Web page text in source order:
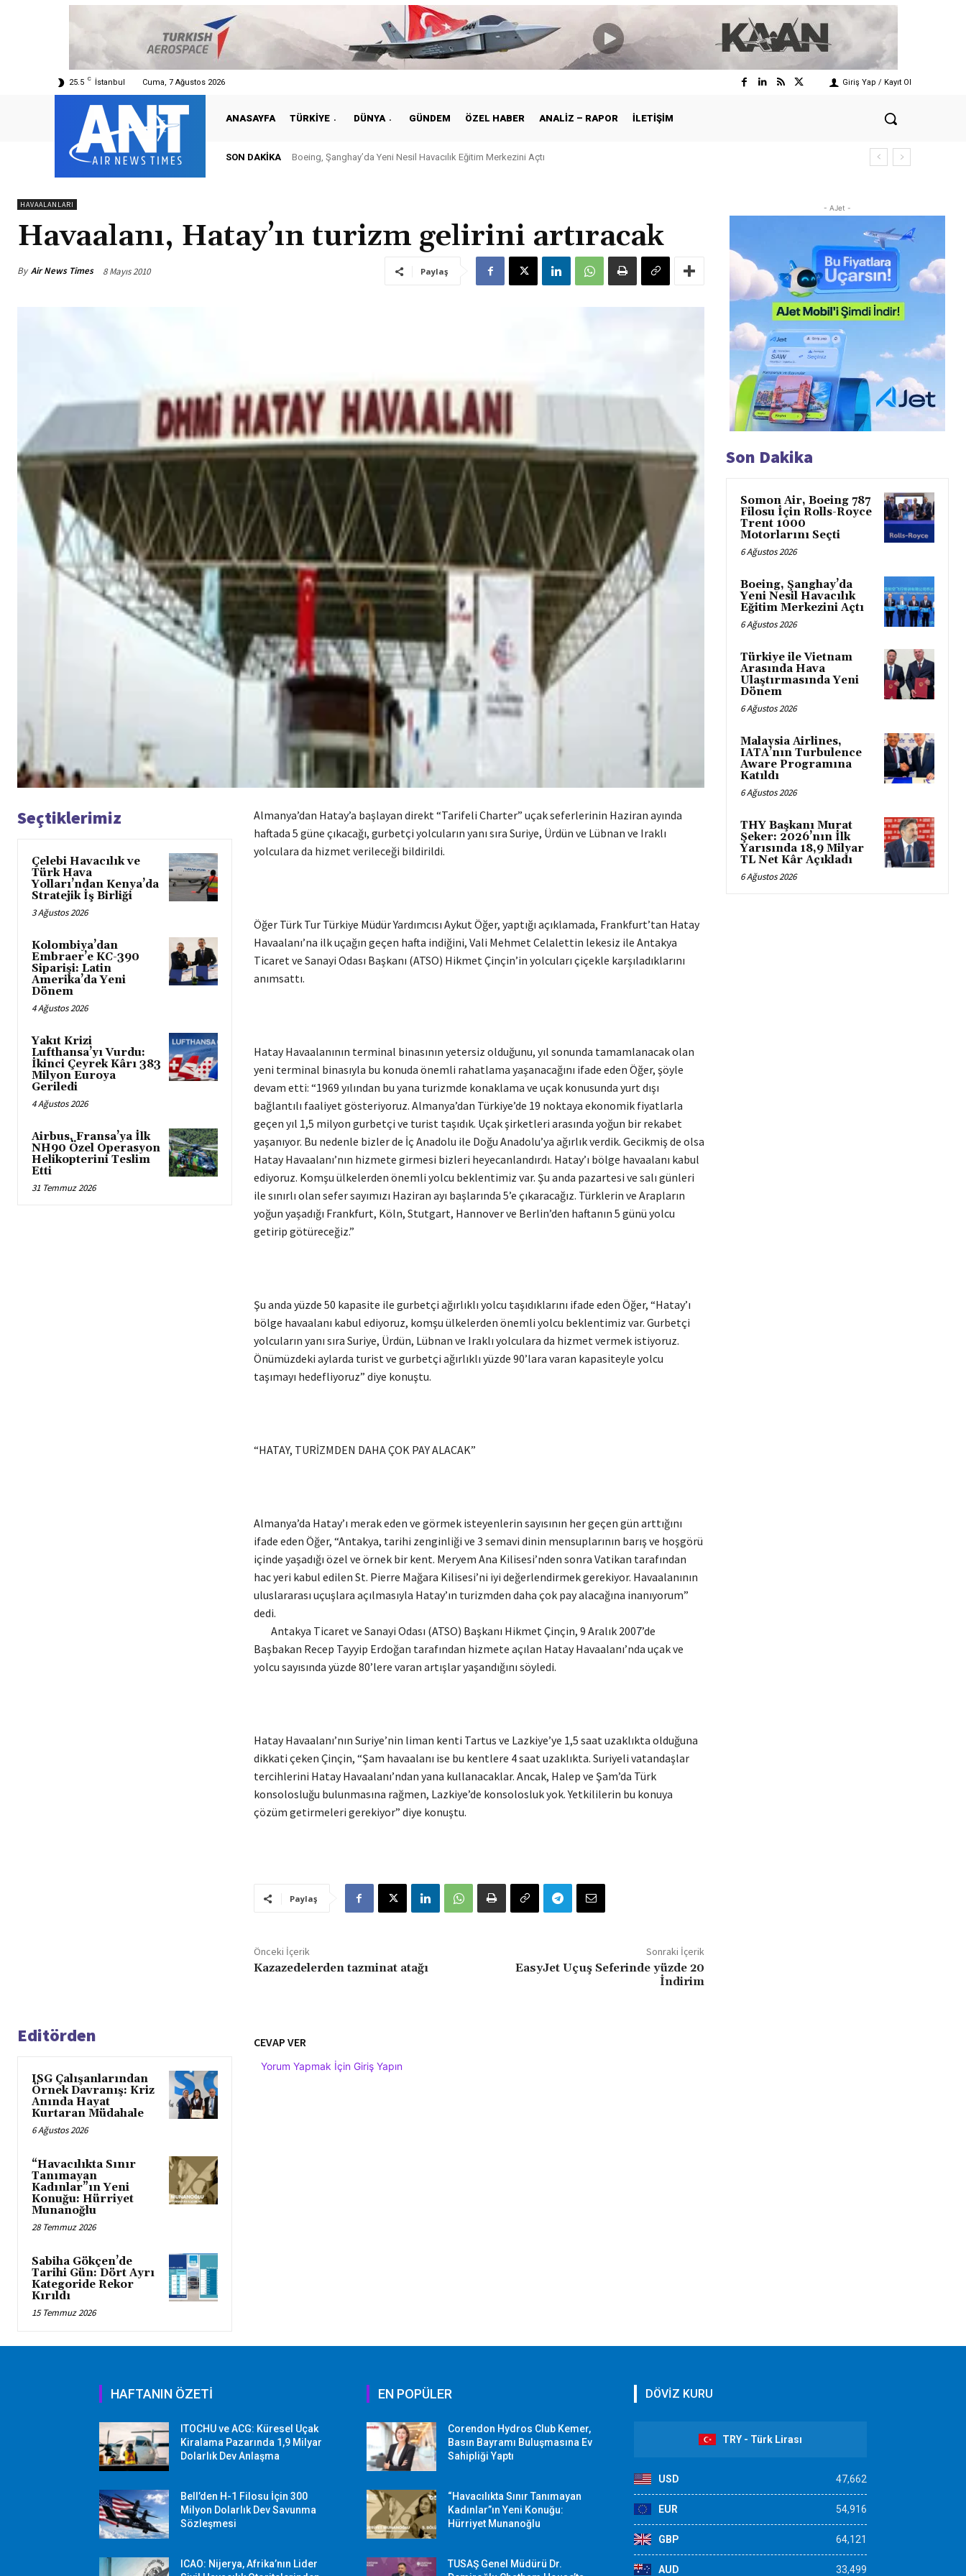
25.5 C İstanbul Cuma, 7 Ağustos 2026 Giriş Yap / Kayıt Ol
ANASAYFA TÜRKIYE DÜNYA GÜNDEM ÖZEL HABER ANALIZ – RAPOR İLETIŞIM
SON DAKIKA Boeing, Şanghay’da Yeni Nesil Havacılık Eğitim Merkezini Açtı
HAVAALANLARI
Havaalanı, Hatay’ın turizm gelirini artıracak
By Air News Times 8 Mayıs 2010 Paylaş
Seçtiklerimiz
Çelebi Havacılık ve
Türk Hava
Yolları’ndan Kenya’da
Stratejik İş Birliği
3 Ağustos 2026
Kolombiya’dan
Embraer’e KC-390
Siparişi: Latin
Amerika’da Yeni
Dönem
4 Ağustos 2026
Yakıt Krizi
Lufthansa’yı Vurdu:
İkinci Çeyrek Kârı 383
Milyon Euroya
Geriledi
4 Ağustos 2026
Airbus, Fransa’ya İlk
NH90 Özel Operasyon
Helikopterini Teslim
Etti
31 Temmuz 2026
Almanya’dan Hatay’a başlayan direkt “Tarifeli Charter” uçak seferlerinin Haziran ayında
haftada 5 güne çıkacağı, gurbetçi yolcuların yanı sıra Suriye, Ürdün ve Lübnan ve Iraklı
yolculara da hizmet verileceği bildirildi.
Öğer Türk Tur Türkiye Müdür Yardımcısı Aykut Öğer, yaptığı açıklamada, Frankfurt’tan Hatay
Havaalanı’na ilk uçağın geçen hafta indiğini, Vali Mehmet Celalettin lekesiz ile Antakya
Ticaret ve Sanayi Odası Başkanı (ATSO) Hikmet Çinçin’in yolcuları çiçekle karşıladıklarını
anımsattı.
Hatay Havaalanının terminal binasının yetersiz olduğunu, yıl sonunda tamamlanacak olan
yeni terminal binasıyla bu konuda önemli rahatlama yaşanacağını ifade eden Öğer, şöyle
devam etti: “1969 yılından bu yana turizmde konaklama ve uçak konusunda yurt dışı
bağlantılı faaliyet gösteriyoruz. Almanya’dan Türkiye’de 19 noktaya ekonomik fiyatlarla
geçen yıl 1,5 milyon gurbetçi ve turist taşıdık. Uçak şirketleri arasında yoğun bir rekabet
yaşanıyor. Bu nedenle bizler de İç Anadolu ile Doğu Anadolu’ya ağırlık verdik. Gecikmiş de olsa
Hatay Havaalanı’nın hizmete girmesi bizleri heyecanlandırdı. Hatay’ı bölge havaalanı kabul
ediyoruz. Komşu ülkelerden önemli yolcu beklentimiz var. Şu anda pazartesi ve salı günleri
ile sınırlı olan sefer sayımızı Haziran ayı başlarında 5’e çıkaracağız. Türklerin ve Arapların
yoğun yaşadığı Frankfurt, Köln, Stutgart, Hannover ve Berlin’den haftanın 5 günü yolcu
getirip götüreceğiz.”
Şu anda yüzde 50 kapasite ile gurbetçi ağırlıklı yolcu taşıdıklarını ifade eden Öğer, “Hatay’ı
bölge havaalanı kabul ediyoruz, komşu ülkelerden önemli yolcu beklentimiz var. Gurbetçi
yolcuların yanı sıra Suriye, Ürdün, Lübnan ve Iraklı yolculara da hizmet vermek istiyoruz.
Önümüzdeki aylarda turist ve gurbetçi ağırlıklı yüzde 90’lara varan kapasiteyle yolcu
taşımayı hedefliyoruz” diye konuştu.
“HATAY, TURİZMDEN DAHA ÇOK PAY ALACAK”
Almanya’da Hatay’ı merak eden ve görmek isteyenlerin sayısının her geçen gün arttığını
ifade eden Öğer, “Antakya, tarihi zenginliği ve 3 semavi dinin mensuplarının barış ve hoşgörü
içinde yaşadığı özel ve örnek bir kent. Meryem Ana Kilisesi’nden sonra Vatikan tarafından
hac yeri kabul edilen St. Pierre Mağara Kilisesi’ni iyi değerlendirmek gerekiyor. Havaalanının
uluslararası uçuşlara açılmasıyla Hatay’ın turizmden daha çok pay alacağına inanıyorum”
dedi.
Antakya Ticaret ve Sanayi Odası (ATSO) Başkanı Hikmet Çinçin, 9 Aralık 2007’de
Başbakan Recep Tayyip Erdoğan tarafından hizmete açılan Hatay Havaalanı’nda uçak ve
yolcu sayısında yüzde 80’lere varan artışlar yaşandığını söyledi.
Hatay Havaalanı’nın Suriye’nin liman kenti Tartus ve Lazkiye’ye 1,5 saat uzaklıkta olduğuna
dikkati çeken Çinçin, “Şam havaalanı ise bu kentlere 4 saat uzaklıkta. Suriyeli vatandaşlar
tercihlerini Hatay Havaalanı’ndan yana kullanacaklar. Ancak, Halep ve Şam’da Türk
konsolosluğu bulunmasına rağmen, Lazkiye’de konsolosluk yok. Yetkililerin bu konuya
çözüm getirmeleri gerekiyor” diye konuştu.
Paylaş
Önceki İçerik
Kazazedelerden tazminat atağı
Sonraki İçerik
EasyJet Uçuş Seferinde yüzde 20
İndirim
Editörden
ISG Çalışanlarından
Örnek Davranış: Kriz
Anında Hayat
Kurtaran Müdahale
6 Ağustos 2026
“Havacılıkta Sınır
Tanımayan
Kadınlar”ın Yeni
Konuğu: Hürriyet
Munanoğlu
28 Temmuz 2026
Sabiha Gökçen’de
Tarihi Gün: Dört Ayrı
Kategoride Rekor
Kırıldı
15 Temmuz 2026
CEVAP VER
Yorum Yapmak İçin Giriş Yapın
- AJet -
Son Dakika
Somon Air, Boeing 787
Filosu İçin Rolls-Royce
Trent 1000
Motorlarını Seçti
6 Ağustos 2026
Boeing, Şanghay’da
Yeni Nesil Havacılık
Eğitim Merkezini Açtı
6 Ağustos 2026
Türkiye ile Vietnam
Arasında Hava
Ulaştırmasında Yeni
Dönem
6 Ağustos 2026
Malaysia Airlines,
IATA’nın Turbulence
Aware Programına
Katıldı
6 Ağustos 2026
THY Başkanı Murat
Şeker: 2026’nın İlk
Yarısında 18,9 Milyar
TL Net Kâr Açıkladı
6 Ağustos 2026
HAFTANIN ÖZETİ
ITOCHU ve ACG: Küresel Uçak
Kiralama Pazarında 1,9 Milyar
Dolarlık Dev Anlaşma
Bell’den H-1 Filosu İçin 300
Milyon Dolarlık Dev Savunma
Sözleşmesi
ICAO: Nijerya, Afrika’nın Lider
EN POPÜLER
Corendon Hydros Club Kemer,
Basın Bayramı Buluşmasına Ev
Sahipliği Yaptı
“Havacılıkta Sınır Tanımayan
Kadınlar”ın Yeni Konuğu:
Hürriyet Munanoğlu
TUSAŞ Genel Müdürü Dr.
DÖVİZ KURU
TRY - Türk Lirası
USD 47,662
EUR 54,916
GBP 64,121
AUD 33,499